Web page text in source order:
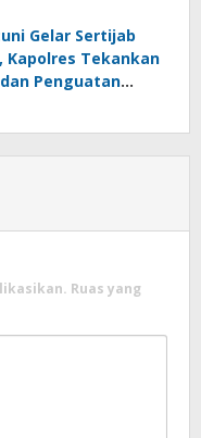
Gelar Sertijab
Kapolres Tekankan
Penguatan
Ruas yang